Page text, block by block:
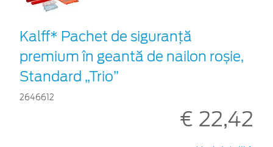
Kalff* Pachet de siguranţă
premium în geantă de nailon roșie,
Standard „Trio”
2646612
€ 22,42